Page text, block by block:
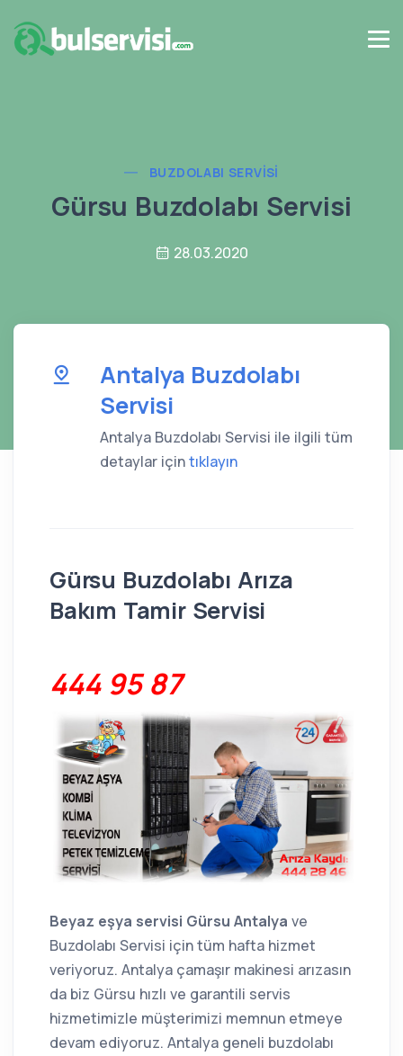
BUZDOLABI SERVISI
Gürsu Buzdolabı Servisi
28.03.2020
Antalya Buzdolabı
Servisi
Antalya Buzdolabı Servisi ile ilgili tüm
detaylar içintıklayın
Gürsu Buzdolabı Arıza
Bakım Tamir Servisi
444 95 87
Beyaz eşya servisi Gürsu Antalya ve
Buzdolabı Servisi için tüm hafta hizmet
veriyoruz. Antalya çamaşır makinesi arızasın
da biz Gürsu hızlı ve garantili servis
hizmetimizle müşterimizi memnun etmeye
devam ediyoruz. Antalya geneli buzdolabı